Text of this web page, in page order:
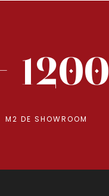
1200
M2 DE SHOWROOM